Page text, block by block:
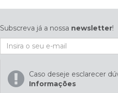
Subscreva já a nossa newsletter!
Caso deseje esclarecer
Informações